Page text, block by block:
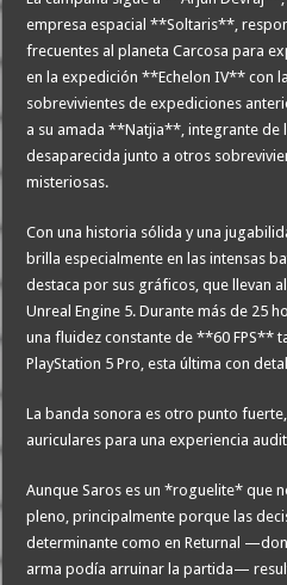
empresa espacial **Soltaris**,
frecuentes al planeta Carcosa para
en la expedición **Echelon IV** con
sobrevivientes de expediciones
a su amada **Natjia**, integrante
desaparecida junto a otros
misteriosas.
Con una historia sólida y una
brilla especialmente en las intensas
destaca por sus gráficos, que llevan
Unreal Engine 5. Durante más de 25
una fluidez constante de **60 FPS**
PlayStation 5 Pro, esta última con
La banda sonora es otro punto
auriculares para una experiencia
Aunque Saros es un *roguelite* que
pleno, principalmente porque las
determinante como en Returnal
arma podía arruinar la partida—